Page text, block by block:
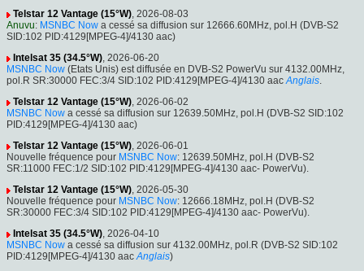
Telstar 12 Vantage (15°W), 2026-08-03
Anuvu: MSNBC Now a cessé sa diffusion sur 12666.60MHz, pol.H (DVB-S2
SID:102 PID:4129[MPEG-4]/4130 aac)
Intelsat 35 (34.5°W), 2026-06-20
MSNBC Now (Etats Unis) est diffusée en DVB-S2 PowerVu sur 4132.00MHz,
pol.R SR:30000 FEC:3/4 SID:102 PID:4129[MPEG-4]/4130 aac Anglais.
Telstar 12 Vantage (15°W), 2026-06-02
MSNBC Now a cessé sa diffusion sur 12639.50MHz, pol.H (DVB-S2 SID:102
PID:4129[MPEG-4]/4130 aac)
Telstar 12 Vantage (15°W), 2026-06-01
Nouvelle fréquence pour MSNBC Now: 12639.50MHz, pol.H (DVB-S2
SR:11000 FEC:1/2 SID:102 PID:4129[MPEG-4]/4130 aac- PowerVu).
Telstar 12 Vantage (15°W), 2026-05-30
Nouvelle fréquence pour MSNBC Now: 12666.18MHz, pol.H (DVB-S2
SR:30000 FEC:3/4 SID:102 PID:4129[MPEG-4]/4130 aac- PowerVu).
Intelsat 35 (34.5°W), 2026-04-10
MSNBC Now a cessé sa diffusion sur 4132.00MHz, pol.R (DVB-S2 SID:102
PID:4129[MPEG-4]/4130 aac Anglais)